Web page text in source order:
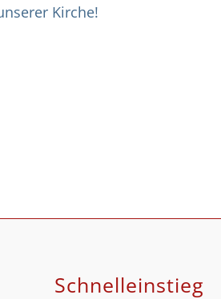
Kirche!
Schnell­einstieg